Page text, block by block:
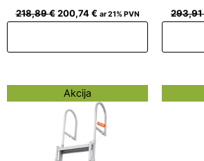
218,89€ 200,74€ ar 21% PVN
293,91
Akcija
Original
price
was:
192,27 €.
price
is:
174,12 €.